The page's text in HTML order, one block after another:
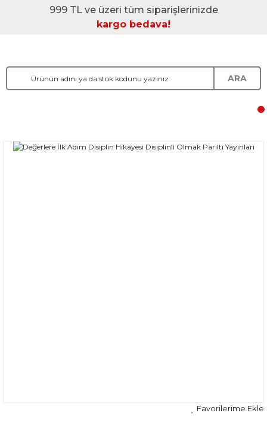
999 TL ve üzeri tüm siparişlerinizde
kargo bedava!
ARA